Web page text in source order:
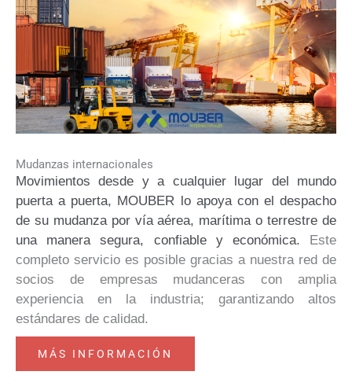
Mudanzas internacionales
Movimientos desde y a cualquier lugar del mundo
puerta a puerta, MOUBER lo apoya con el despacho
de su mudanza por vía aérea, marítima o terrestre de
una manera segura, confiable y económica. Este
completo servicio es posible gracias a nuestra red de
socios de empresas mudanceras con amplia
experiencia en la industria; garantizando altos
estándares de calidad.
MÁS INFORMACIÓN